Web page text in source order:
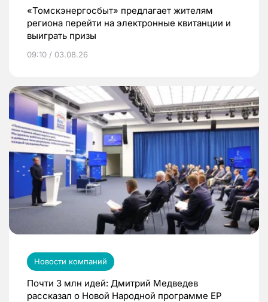
«Томскэнергосбыт» предлагает жителям
региона перейти на электронные квитанции и
выиграть призы
09:10 / 03.08.26
Новости компаний
Почти 3 млн идей: Дмитрий Медведев
рассказал о Новой Народной программе ЕР